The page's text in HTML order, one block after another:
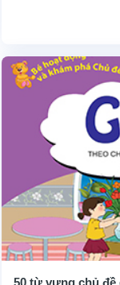
50 từ vựng chủ đề